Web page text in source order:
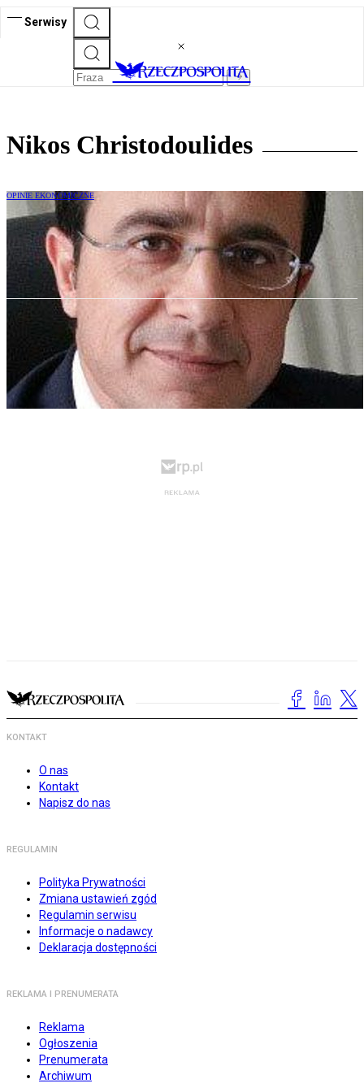
Serwisy
Nikos Christodoulides
OPINIE EKONOMICZNE
Cypr – nowe otwarcie
KONTAKT
O nas
Kontakt
Napisz do nas
REGULAMIN
Polityka Prywatności
Zmiana ustawień zgód
Regulamin serwisu
Informacje o nadawcy
Deklaracja dostępności
REKLAMA I PRENUMERATA
Reklama
Ogłoszenia
Prenumerata
Archiwum